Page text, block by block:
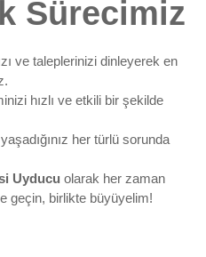
Sürecimiz
ve taleplerinizi dinleyerek en
hızlı ve etkili bir şekilde
her türlü sorunda
Uyducu olarak her zaman
geçin, birlikte büyüyelim!